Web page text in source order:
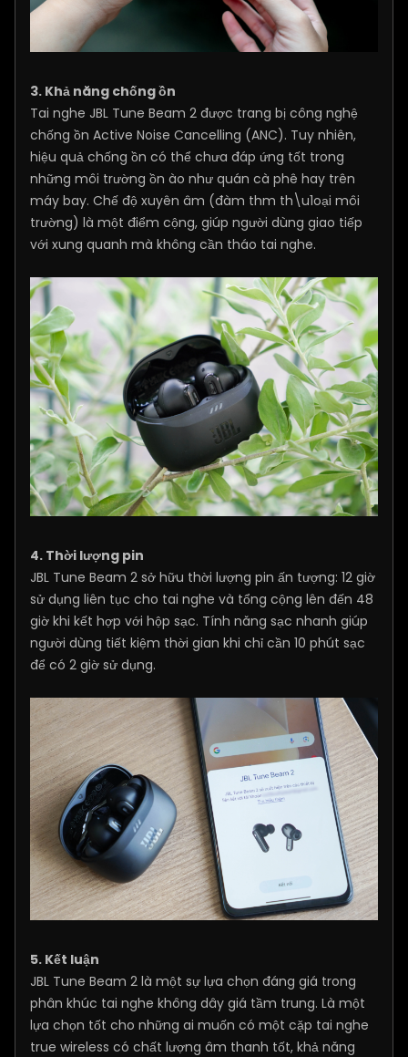
3. Khả năng chống ồn
Tai nghe JBL Tune Beam 2 được trang bị công nghệ
chống ồn Active Noise Cancelling (ANC). Tuy nhiên,
hiệu quả chống ồn có thể chưa đáp ứng tốt trong
những môi trường ồn ào như quán cà phê hay trên
máy bay. Chế độ xuyên âm (đàm thm th\u1oại môi
trường) là một điểm cộng, giúp người dùng giao tiếp
với xung quanh mà không cần tháo tai nghe.
4. Thời lượng pin
JBL Tune Beam 2 sở hữu thời lượng pin ấn tượng: 12 giờ
sử dụng liên tục cho tai nghe và tổng cộng lên đến 48
giờ khi kết hợp với hộp sạc. Tính năng sạc nhanh giúp
người dùng tiết kiệm thời gian khi chỉ cần 10 phút sạc
để có 2 giờ sử dụng.
5. Kết luận
JBL Tune Beam 2 là một sự lựa chọn đáng giá trong
phân khúc tai nghe không dây giá tầm trung. Là một
lựa chọn tốt cho những ai muốn có một cặp tai nghe
true wireless có chất lượng âm thanh tốt, khả năng